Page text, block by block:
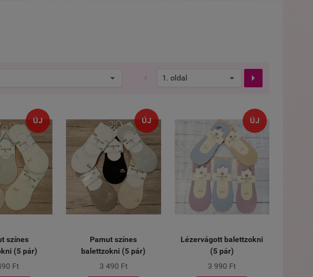

ÚJ
színes
(5 pár)
Ft
ÚJ
Pamut színes
balettzokni (5 pár)
3 490 Ft
ÚJ
Lézervágott balettzokni
(5 pár)
3 990 Ft